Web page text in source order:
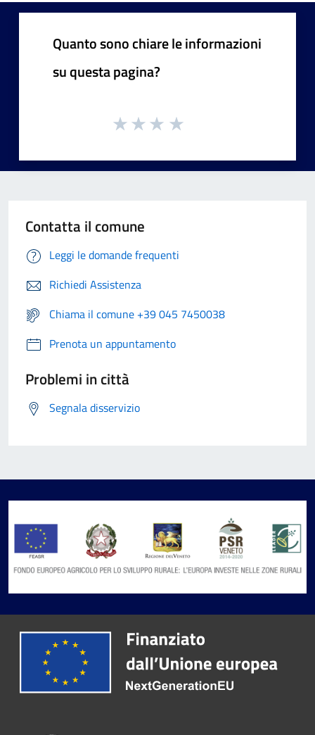
Quanto sono chiare le informazioni
su questa pagina?
Contatta il comune
Leggi le domande frequenti
Richiedi Assistenza
Chiama il comune +39 045 7450038
Prenota un appuntamento
Problemi in città
Segnala disservizio